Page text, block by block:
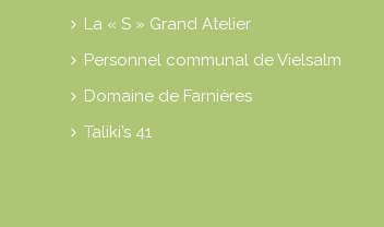
La « S » Grand Atelier
Personnel communal de Vielsalm
Domaine de Farnières
Taliki’s 41